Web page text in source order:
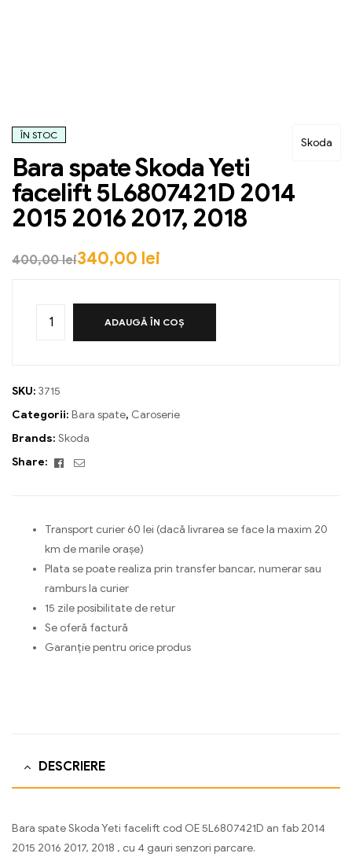
Skoda
ÎN STOC
Bara spate Skoda Yeti
facelift 5L6807421D 2014
2015 2016 2017, 2018
400,00lei340,00 lei
ADAUGĂ ÎN COȘ
SKU: 3715
Categorii: Bara spate, Caroserie
Brands: Skoda
Share:
Facebook
Email
Transport curier 60 lei (dacă livrarea se face la maxim 20
km de marile orașe)
Plata se poate realiza prin transfer bancar, numerar sau
ramburs la curier
15 zile posibilitate de retur
Se oferă factură
Garanție pentru orice produs
DESCRIERE
Bara spate Skoda Yeti facelift cod OE 5L6807421D an fab 2014
2015 2016 2017, 2018 , cu 4 gauri senzori parcare.